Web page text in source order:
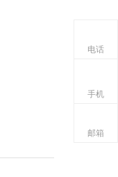
电话
手机
邮箱